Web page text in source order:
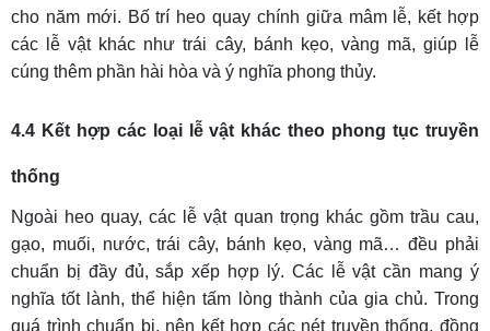
cho năm mới. Bố trí heo quay chính giữa mâm lễ, kết hợp
các lễ vật khác như trái cây, bánh kẹo, vàng mã, giúp lễ
cúng thêm phần hài hòa và ý nghĩa phong thủy.
4.4 Kết hợp các loại lễ vật khác theo phong tục truyền
thống
Ngoài heo quay, các lễ vật quan trọng khác gồm trầu cau,
gạo, muối, nước, trái cây, bánh kẹo, vàng mã… đều phải
chuẩn bị đầy đủ, sắp xếp hợp lý. Các lễ vật cần mang ý
nghĩa tốt lành, thể hiện tấm lòng thành của gia chủ. Trong
quá trình chuẩn bị, nên kết hợp các nét truyền thống, đồng